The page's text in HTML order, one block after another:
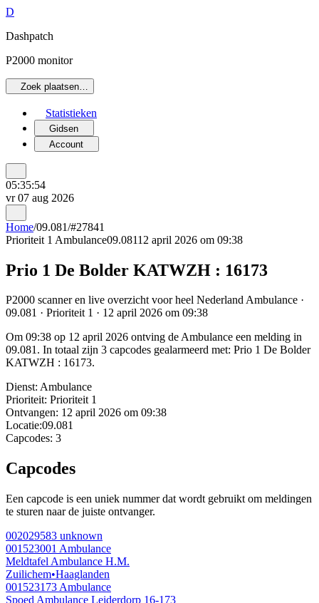
D
Dashpatch
P2000 monitor
Zoek plaatsen…
Statistieken
Gidsen
Account
05:35:54
vr 07 aug 2026
Home/09.081/#27841
Prioriteit 1 Ambulance09.08112 april 2026 om 09:38
Prio 1 De Bolder KATWZH : 16173
P2000 scanner en live overzicht voor heel Nederland Ambulance ·
09.081 · Prioriteit 1 · 12 april 2026 om 09:38
Om 09:38 op 12 april 2026 ontving de Ambulance een melding in
09.081. In totaal zijn 3 capcodes gealarmeerd met: Prio 1 De Bolder
KATWZH : 16173.
Dienst: Ambulance
Prioriteit: Prioriteit 1
Ontvangen: 12 april 2026 om 09:38
Locatie:09.081
Capcodes: 3
Capcodes
Een capcode is een uniek nummer dat wordt gebruikt om meldingen
te sturen naar de juiste ontvanger.
002029583 unknown
001523001 Ambulance
Meldtafel Ambulance H.M.
Zuilichem•Haaglanden
001523173 Ambulance
Spoed Ambulance Leiderdorp 16-173